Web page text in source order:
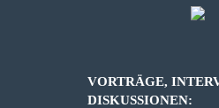
VORTRÄGE,
DISKUSSIONEN: